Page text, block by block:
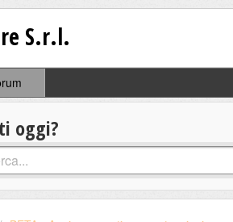
S.r.l.
oggi?